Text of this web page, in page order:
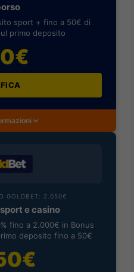
sport + fino a 50€ di
primo deposito
GOLDBET: 2.050€
e casino
fino a 2.000€ in Bonus
deposito fino a 50€